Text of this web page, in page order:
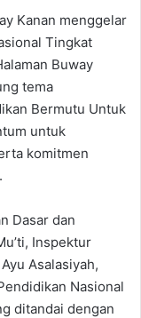
Kanan menggelar
Tingkat
Buway
tema
Bermutu Untuk
untuk
komitmen
Dasar dan
Inspektur
Asalasiyah,
Nasional
ditandai dengan